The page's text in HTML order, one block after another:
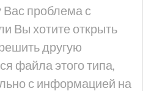
Вас проблема с
Вы хотите открыть
другую
файла этого типа,
с информацией на